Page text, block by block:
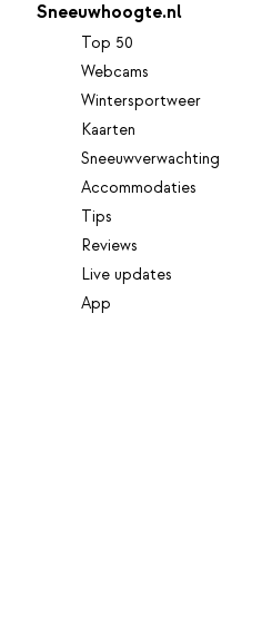
Sneeuwhoogte.nl
Top 50
Webcams
Wintersportweer
Kaarten
Sneeuwverwachting
Accommodaties
Tips
Reviews
Live updates
App